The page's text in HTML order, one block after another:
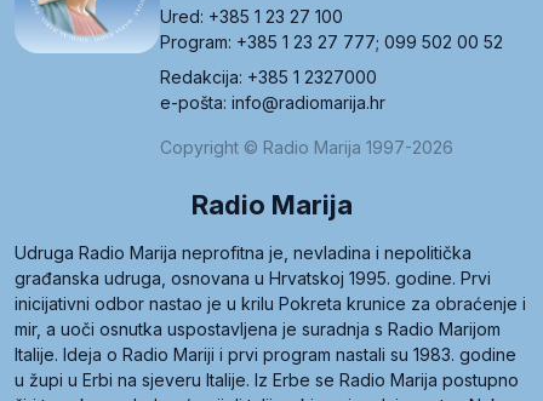
Ured: +385 1 23 27 100
Program: +385 1 23 27 777; 099 502 00 52
Redakcija: +385 1 2327000
e-pošta: info@radiomarija.hr
Copyright © Radio Marija 1997-2026
Radio Marija
Udruga Radio Marija neprofitna je, nevladina i nepolitička
građanska udruga, osnovana u Hrvatskoj 1995. godine. Prvi
inicijativni odbor nastao je u krilu Pokreta krunice za obraćenje i
mir, a uoči osnutka uspostavljena je suradnja s Radio Marijom
Italije. Ideja o Radio Mariji i prvi program nastali su 1983. godine
u župi u Erbi na sjeveru Italije. Iz Erbe se Radio Marija postupno